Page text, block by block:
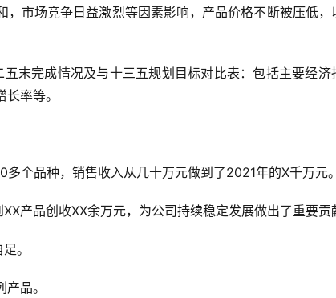
市场竞争日益激烈等因素影响，产品价格不断被压低，
率等。
多个品种，销售收入从几十万元做到了2021年的X千万元
产品创收XX余万元，为公司持续稳定发展做出了重要贡
。
品。